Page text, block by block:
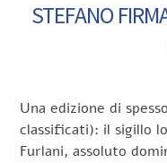
STEFANO
Una edizione di
classificati): il sigillo
Furlani, assoluto